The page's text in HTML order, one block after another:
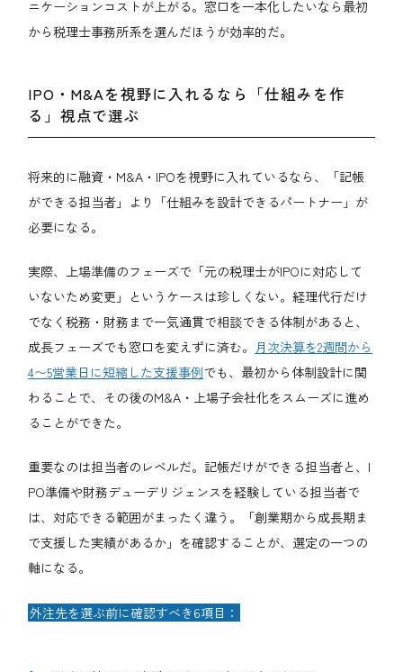
ニケーションコストが上がる。窓口を一本化したいなら最初
から税理士事務所系を選んだほうが効率的だ。
IPO・M&Aを視野に入れるなら「仕組みを作
る」視点で選ぶ
将来的に融資・M&A・IPOを視野に入れているなら、「記帳
ができる担当者」より「仕組みを設計できるパートナー」が
必要になる。
実際、上場準備のフェーズで「元の税理士がIPOに対応して
いないため変更」というケースは珍しくない。経理代行だけ
でなく税務・財務まで一気通貫で相談できる体制があると、
成長フェーズでも窓口を変えずに済む。 月次決算を2週間から
4〜5営業日に短縮した支援事例でも、最初から体制設計に関
わることで、その後のM&A・上場子会社化をスムーズに進め
ることができた。
重要なのは担当者のレベルだ。記帳だけができる担当者と、I
PO準備や財務デューデリジェンスを経験している担当者で
は、対応できる範囲がまったく違う。「創業期から成長期ま
で支援した実績があるか」を確認することが、選定の一つの
軸になる。
外注先を選ぶ前に確認すべき6項目：